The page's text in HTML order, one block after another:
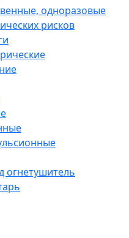
одноразовые
рисков
огнетушитель